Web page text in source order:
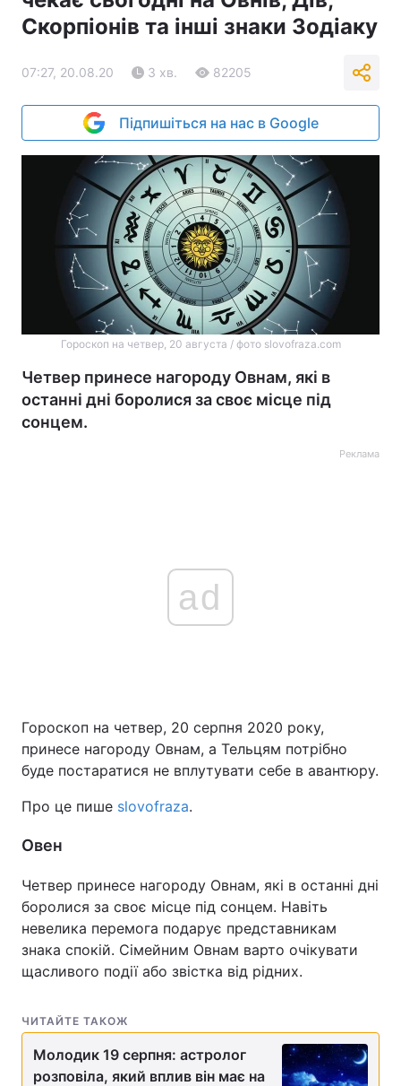
Скорпіонів та інші знаки Зодіаку
07:27, 20.08.20 3 хв. 82205
Підпишіться на нас в Google
Гороскоп на четвер, 20 августа / фото slovofraza.com
Четвер принесе нагороду Овнам, які в
останні дні боролися за своє місце під
сонцем.
Реклама
ad
Гороскоп на четвер, 20 серпня 2020 року,
принесе нагороду Овнам, а Тельцям потрібно
буде постаратися не вплутувати себе в авантюру.
Про це пише slovofraza.
Овен
Четвер принесе нагороду Овнам, які в останні дні
боролися за своє місце під сонцем. Навіть
невелика перемога подарує представникам
знака спокій. Сімейним Овнам варто очікувати
щасливого події або звістка від рідних.
ЧИТАЙТЕ ТАКОЖ
Молодик 19 серпня: астролог
розповіла, який вплив він має на